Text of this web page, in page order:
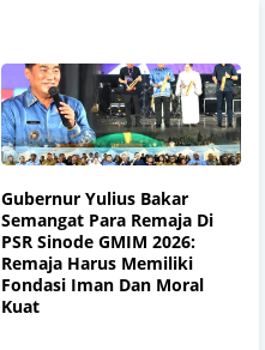
Gubernur Yulius Bakar
Semangat Para Remaja Di
PSR Sinode GMIM 2026:
Remaja Harus Memiliki
Fondasi Iman Dan Moral
Kuat